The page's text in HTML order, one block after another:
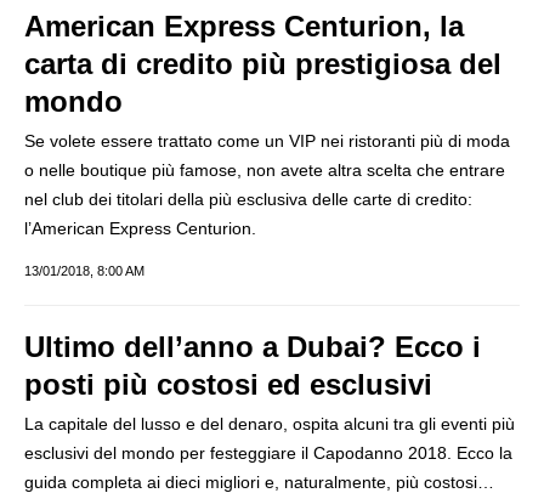
American Express Centurion, la
carta di credito più prestigiosa del
mondo
Se volete essere trattato come un VIP nei ristoranti più di moda
o nelle boutique più famose, non avete altra scelta che entrare
nel club dei titolari della più esclusiva delle carte di credito:
l’American Express Centurion.
13/01/2018, 8:00 AM
Ultimo dell’anno a Dubai? Ecco i
posti più costosi ed esclusivi
La capitale del lusso e del denaro, ospita alcuni tra gli eventi più
esclusivi del mondo per festeggiare il Capodanno 2018. Ecco la
guida completa ai dieci migliori e, naturalmente, più costosi…